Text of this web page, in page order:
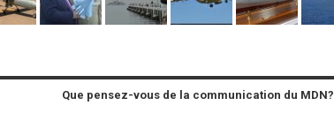
Que pensez-vous de la communication du MDN?